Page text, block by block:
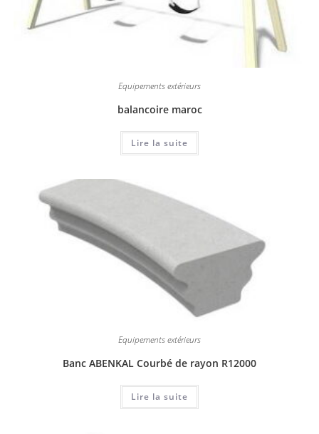
Equipements extérieurs
balancoire maroc
Lire la suite
Equipements extérieurs
Banc ABENKAL Courbé de rayon R12000
Lire la suite